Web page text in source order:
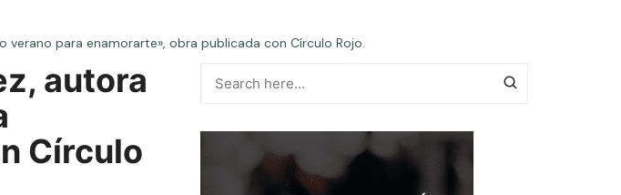
verano para enamorarte», obra publicada con Círculo Rojo.
autora
Círculo